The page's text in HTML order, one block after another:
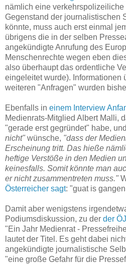
nämlich eine verkehrspolizeiliche
Gegenstand der journalistischen
könnte, muss auch erst einmal
übrigens die in der selben
angekündigte Anrufung des
Menschenrechte wegen eben
also überhaupt das ordentliche
eingeleitet wurde). Informationen
weiteren "Anfragen" wurden
Ebenfalls in einem Interview
Medienrats-Mitglied Albert Malli,
"gerade erst gegründet" habe,
nicht" wünsche, "dass der
Erscheinung tritt. Das hieße
heftige Verstöße in den Medien
keinesfalls. Somit könnte man
er nicht zusammentreten muss."
Österreicher sagt: "guat is
Damit aber wenigstens
Podiumsdiskussion, zu der der
"Ein Jahr Medienrat -
lautet der Titel. Es geht dabei
angekündigte journalistische
"eine große Gefahr für die